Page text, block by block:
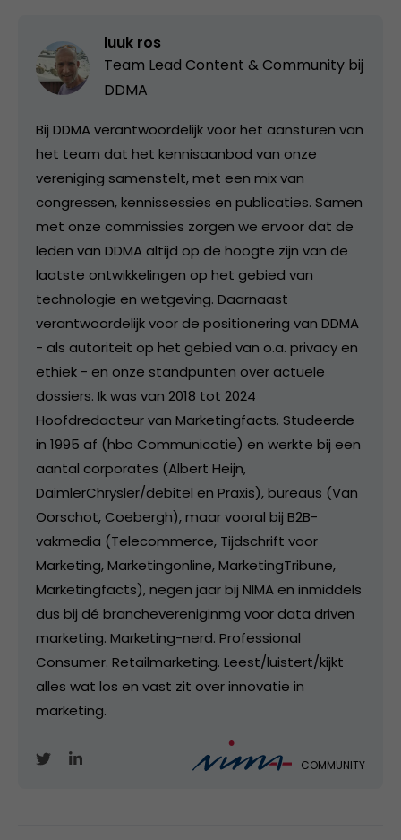
luuk ros
Team Lead Content & Community bij
DDMA
Bij DDMA verantwoordelijk voor het aansturen van
het team dat het kennisaanbod van onze
vereniging samenstelt, met een mix van
congressen, kennissessies en publicaties. Samen
met onze commissies zorgen we ervoor dat de
leden van DDMA altijd op de hoogte zijn van de
laatste ontwikkelingen op het gebied van
technologie en wetgeving. Daarnaast
verantwoordelijk voor de positionering van DDMA
- als autoriteit op het gebied van o.a. privacy en
ethiek - en onze standpunten over actuele
dossiers. Ik was van 2018 tot 2024
Hoofdredacteur van Marketingfacts. Studeerde
in 1995 af (hbo Communicatie) en werkte bij een
aantal corporates (Albert Heijn,
DaimlerChrysler/debitel en Praxis), bureaus (Van
Oorschot, Coebergh), maar vooral bij B2B-
vakmedia (Telecommerce, Tijdschrift voor
Marketing, Marketingonline, MarketingTribune,
Marketingfacts), negen jaar bij NIMA en inmiddels
dus bij dé branchevereniginmg voor data driven
marketing. Marketing-nerd. Professional
Consumer. Retailmarketing. Leest/luistert/kijkt
alles wat los en vast zit over innovatie in
marketing.
COMMUNITY